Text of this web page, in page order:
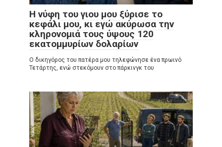
Η νύφη του γιου μου ξύρισε το
κεφάλι μου, κι εγώ ακύρωσα την
κληρονομιά τους ύψους 120
εκατομμυρίων δολαρίων
Ο δικηγόρος του πατέρα μου τηλεφώνησε ένα πρωινό
Τετάρτης, ενώ στεκόμουν στο πάρκινγκ του